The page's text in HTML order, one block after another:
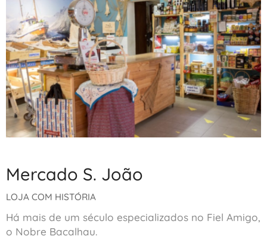
Mercado S. João
LOJA COM HISTÓRIA
Há mais de um século especializados no Fiel Amigo,
o Nobre Bacalhau.